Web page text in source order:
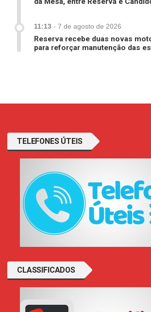
11:13 - 7 de agosto de 2026
Reserva recebe duas novas
para reforçar manutenção das
TELEFONES ÚTEIS
CLASSIFICADOS